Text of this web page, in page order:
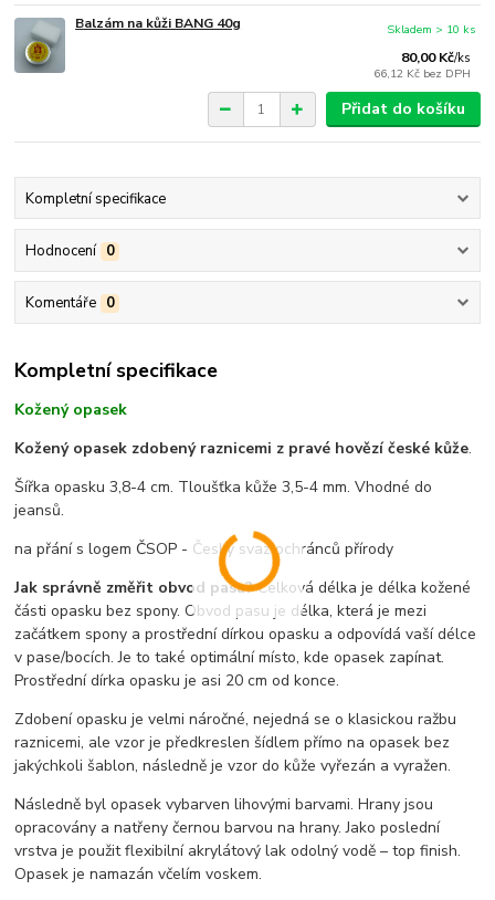
Balzám na kůži BANG 40g
80,00 Kč/ks
66,12 Kč bez DPH
Skladem > 10 ks
Přidat do košíku
Kompletní specifikace
Hodnocení 0
Komentáře 0
Kompletní specifikace
Kožený opasek
Kožený opasek zdobený raznicemi z pravé hovězí české kůže.
Šířka opasku 3,8-4 cm. Tloušťka kůže 3,5-4 mm. Vhodné do
jeansů.
na přání s logem ČSOP - Český svaz ochránců přírody
Jak správně změřit obvod pasu?Celková délka je délka kožené
části opasku bez spony. Obvod pasu je délka, která je mezi
začátkem spony a prostřední dírkou opasku a odpovídá vaší délce
v pase/bocích. Je to také optimální místo, kde opasek zapínat.
Prostřední dírka opasku je asi 20 cm od konce.
Zdobení opasku je velmi náročné, nejedná se o klasickou ražbu
raznicemi, ale vzor je předkreslen šídlem přímo na opasek bez
jakýchkoli šablon, následně je vzor do kůže vyřezán a vyražen.
Následně byl opasek vybarven lihovými barvami. Hrany jsou
opracovány a natřeny černou barvou na hrany. Jako poslední
vrstva je použit flexibilní akrylátový lak odolný vodě – top finish.
Opasek je namazán včelím voskem.